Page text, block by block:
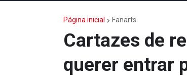
Página inicial Fanarts
Cartazes de
querer entrar